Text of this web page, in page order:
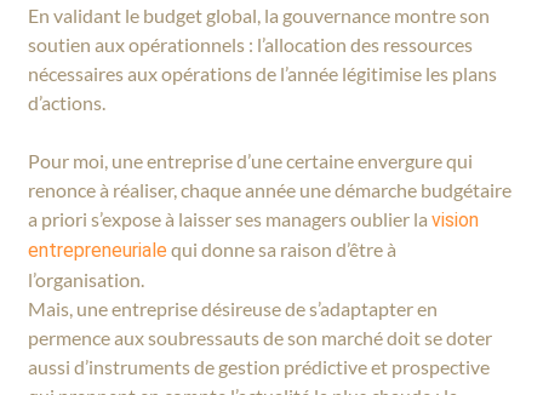
En validant le budget global, la gouvernance montre son
soutien aux opérationnels : l’allocation des ressources
nécessaires aux opérations de l’année légitimise les plans
d’actions.
Pour moi, une entreprise d’une certaine envergure qui
renonce à réaliser, chaque année une démarche budgétaire
a priori s’expose à laisser ses managers oublier lavision
entrepreneuriale qui donne sa raison d’être à
l’organisation.
Mais, une entreprise désireuse de s’adaptapter en
permence aux soubressauts de son marché doit se doter
aussi d’instruments de gestion prédictive et prospective